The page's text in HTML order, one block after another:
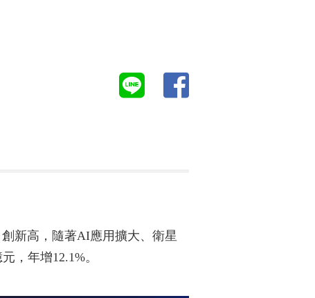
新高，隨著AI應用擴大、衛星
，年增12.1%。